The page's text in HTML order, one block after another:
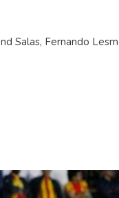
Salas, Fernando